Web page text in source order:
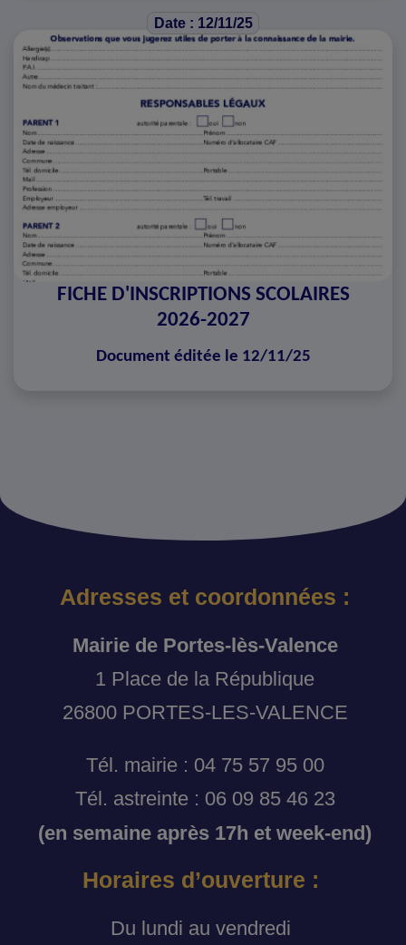
Date : 12/11/25
FICHE D'INSCRIPTIONS SCOLAIRES
2026-2027
Document éditée le 12/11/25
Adresses et coordonnées :
Mairie de Portes-lès-Valence
1 Place de la République
26800 PORTES-LES-VALENCE
Tél. mairie : 04 75 57 95 00
Tél. astreinte : 06 09 85 46 23
(en semaine après 17h et week-end)
Horaires d’ouverture :
Du lundi au vendredi